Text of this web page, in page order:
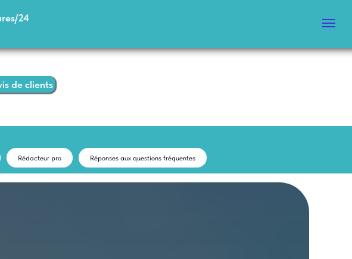
Rédacteur pro Réponses aux questions fréquentes